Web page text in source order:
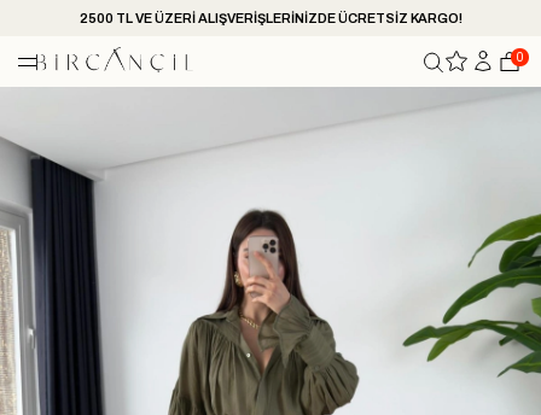
2500 TL VE ÜZERİ ALIŞVERİŞLERİNİZDE ÜCRETSİZ KARGO!
0